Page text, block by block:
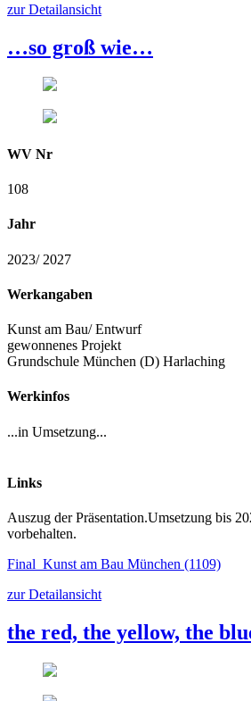
zur Detailansicht
…so groß wie…
WV Nr
108
Jahr
2023/ 2027
Werkangaben
Kunst am Bau/ Entwurf
gewonnenes Projekt
Grundschule München (D) Harlaching
Werkinfos
...in Umsetzung...
Links
Auszug der Präsentation.Umsetzung bis
vorbehalten.
Final_Kunst am Bau München (1109)
zur Detailansicht
the red, the yellow, the